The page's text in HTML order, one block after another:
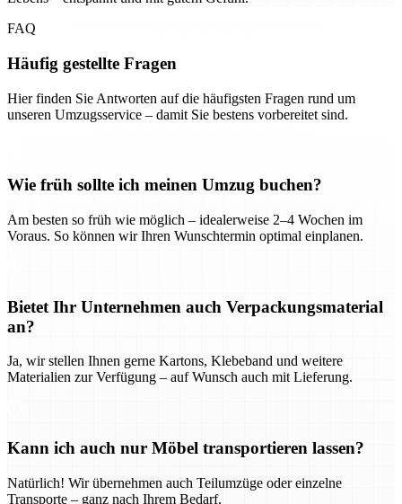
FAQ
Häufig gestellte Fragen
Hier finden Sie Antworten auf die häufigsten Fragen rund um
unseren Umzugsservice – damit Sie bestens vorbereitet sind.
Wie früh sollte ich meinen Umzug buchen?
Am besten so früh wie möglich – idealerweise 2–4 Wochen im
Voraus. So können wir Ihren Wunschtermin optimal einplanen.
Bietet Ihr Unternehmen auch Verpackungsmaterial
an?
Ja, wir stellen Ihnen gerne Kartons, Klebeband und weitere
Materialien zur Verfügung – auf Wunsch auch mit Lieferung.
Kann ich auch nur Möbel transportieren lassen?
Natürlich! Wir übernehmen auch Teilumzüge oder einzelne
Transporte – ganz nach Ihrem Bedarf.